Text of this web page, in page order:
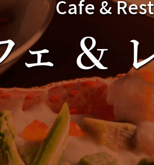
Cafe &
ェ ＆